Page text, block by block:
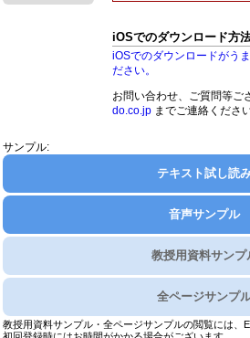
iOSでのダウンロード方
iOSでのダウンロードがう
ださい。
お問い合わせ、ご質問等ご
do.co.jp までご連絡ください
サンプル:
テキスト試し読
音声サンプル
教授用資料サンプ
全ページサンプ
教授用資料サンプル・全ページサンプルの閲覧には、